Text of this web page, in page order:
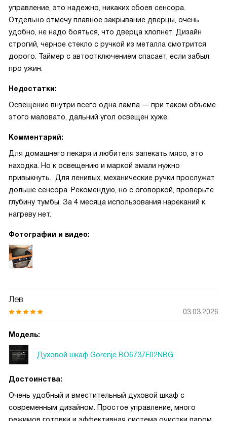
управление, это надежно, никаких сбоев сенсора.
Отдельно отмечу плавное закрывание дверцы, очень
удобно, не надо бояться, что дверца хлопнет. Дизайн
строгий, черное стекло с ручкой из металла смотрится
дорого. Таймер с автоотключением спасает, если забыл
про ужин.
Недостатки:
Освещение внутри всего одна лампа — при таком объеме
этого маловато, дальний угол освещен хуже.
Комментарий:
Для домашнего пекаря и любителя запекать мясо, это
находка. Но к освещению и маркой эмали нужно
привыкнуть. Для ленивых, механические ручки прослужат
дольше сенсора. Рекомендую, но с оговоркой, проверьте
глубину тумбы. За 4 месяца использования нареканий к
нагреву нет.
Фотографии и видео:
Лев
03.03.2026
Модель:
Духовой шкаф Gorenje BO6737E02NBG
Достоинства:
Очень удобный и вместительный духовой шкаф с
современным дизайном. Простое управление, много